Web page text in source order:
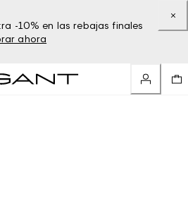
-10% en las rebajas finales
ahora